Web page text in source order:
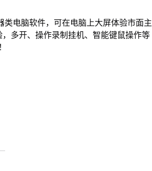
类电脑软件，可在电脑上大屏体验市面主
多开、操作录制挂机、智能键鼠操作等